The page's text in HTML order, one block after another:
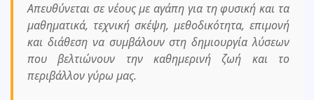
Απευθύνεται σε νέους με αγάπη για τη φυσική και τα
μαθηματικά, τεχνική σκέψη, μεθοδικότητα, επιμονή
και διάθεση να συμβάλουν στη δημιουργία λύσεων
που βελτιώνουν την καθημερινή ζωή και το
περιβάλλον γύρω μας.